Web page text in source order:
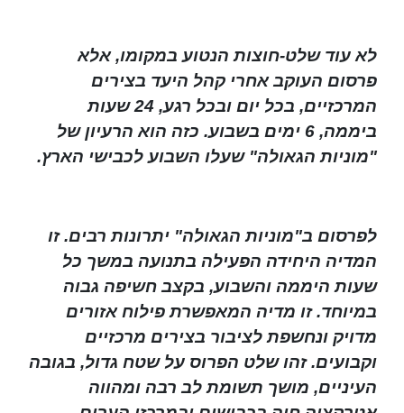
לא עוד שלט-חוצות הנטוע במקומו, אלא
פרסום העוקב אחרי קהל היעד בצירים
המרכזיים, בכל יום ובכל רגע, 24 שעות
ביממה, 6 ימים בשבוע. כזה הוא הרעיון של
"מוניות הגאולה" שעלו השבוע לכבישי הארץ.
לפרסום ב"מוניות הגאולה" יתרונות רבים. זו
המדיה היחידה הפעילה בתנועה במשך כל
שעות היממה והשבוע, בקצב חשיפה גבוה
במיוחד. זו מדיה המאפשרת פילוח אזורים
מדויק ונחשפת לציבור בצירים מרכזיים
וקבועים. זהו שלט הפרוס על שטח גדול, בגובה
העיניים, מושך תשומת לב רבה ומהווה